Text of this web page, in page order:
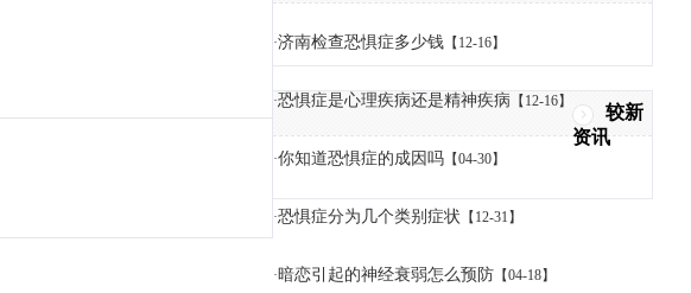
·济南检查恐惧症多少钱 【12-16】
·恐惧症是心理疾病还是精神疾病 【12-16】
·你知道恐惧症的成因吗 【04-30】
·恐惧症分为几个类别症状 【12-31】
·暗恋引起的神经衰弱怎么预防 【04-18】
较新
资讯